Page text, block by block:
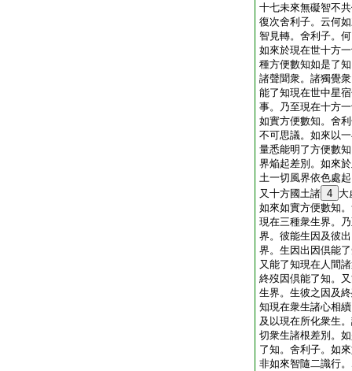
十七未來無礙智不
復次舍利子。云何
智見轉。舍利子。
如來於現在世十方
種方便數知如是了
諸聲聞衆。諸獨覺
能了知現在世中星
事。乃至現在十方
如實方便數知。舍
不可思議。如來以
量悉能明了方便數
界焔起差別。如來
土一切風界依色處
又十方國土諸 4 大
如來如實方便數知
現在三種衆生界。
界。彼能生因及彼
界。生因出因倶能
又能了知現在人間
終歿因倶能了知。
生界。生彼之因及
知現在衆生諸心相
及以現在所化衆生
切衆生諸根差別。
了知。舍利子。如
非如來智隨二識行